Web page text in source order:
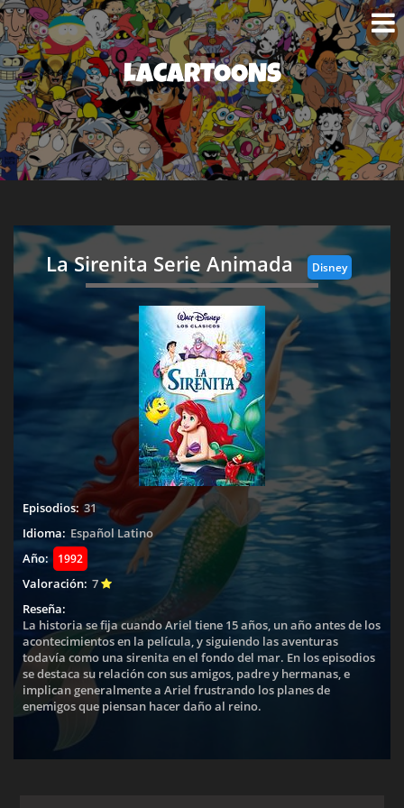
LACARTOONS
La Sirenita Serie Animada Disney
Episodios: 31
Idioma: Español Latino
Año:
1992
Valoración: 7
Reseña:
La historia se fija cuando Ariel tiene 15 años, un año antes de los
acontecimientos en la película, y siguiendo las aventuras
todavía como una sirenita en el fondo del mar. En los episodios
se destaca su relación con sus amigos, padre y hermanas, e
implican generalmente a Ariel frustrando los planes de
enemigos que piensan hacer daño al reino.